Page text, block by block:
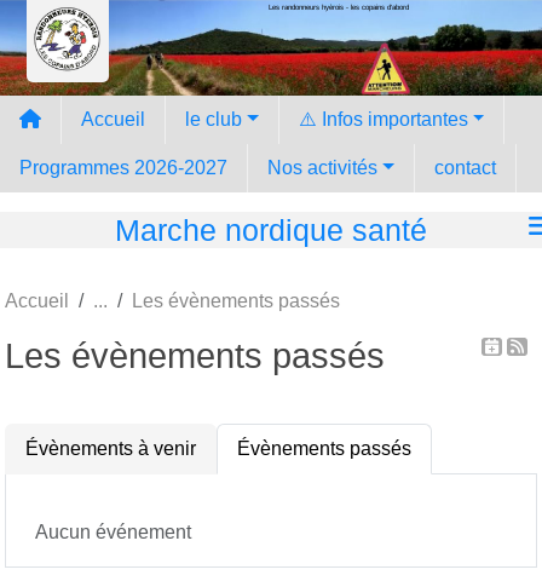
Les randonneurs hyèrois - les copains d'abord
Accueil le club ⚠️ Infos importantes
Programmes 2026-2027 Nos activités contact
Marche nordique santé
Accueil Les évènements passés
Les évènements passés
Évènements à venir Évènements passés
Aucun événement
Panneau de gestion des cookies